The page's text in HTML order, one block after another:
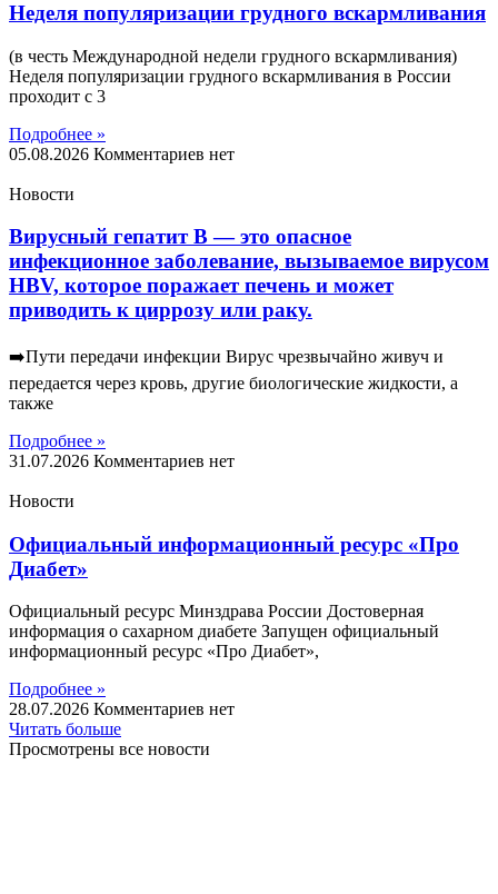
Неделя популяризации грудного вскармливания
(в честь Международной недели грудного вскармливания)
Неделя популяризации грудного вскармливания в России
проходит с 3
Подробнее »
05.08.2026 Комментариев нет
Новости
Вирусный гепатит B — это опасное
инфекционное заболевание, вызываемое вирусом
HBV, которое поражает печень и может
приводить к циррозу или раку.
➡️Пути передачи инфекции Вирус чрезвычайно живуч и
передается через кровь, другие биологические жидкости, а
также
Подробнее »
31.07.2026 Комментариев нет
Новости
Официальный информационный ресурс «Про
Диабет»
Официальный ресурс Минздрава России Достоверная
информация о сахарном диабете Запущен официальный
информационный ресурс «Про Диабет»,
Подробнее »
28.07.2026 Комментариев нет
Читать больше
Просмотрены все новости